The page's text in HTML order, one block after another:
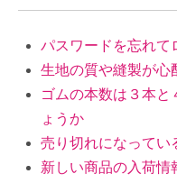
パスワードを忘れて
生地の質や縫製が心
ゴムの本数は３本と
ょうか
売り切れになってい
新しい商品の入荷情